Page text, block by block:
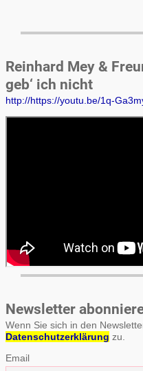
Reinhard Mey &
geb‘ ich nicht
http://https://youtu.be/1q-
Newsletter
Wenn Sie sich in den
Datenschutzerklärung zu.
Email